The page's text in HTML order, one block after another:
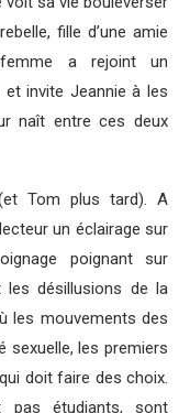
fille d’une amie
a rejoint un
invite Jeannie à les
naît entre ces deux
Tom plus tard). A
un éclairage sur
poignant sur
les désillusions de la
les mouvements des
sexuelle, les premiers
doit faire des choix.
pas étudiants, sont